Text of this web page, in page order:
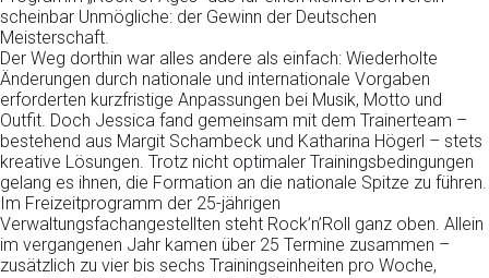
scheinbar Unmögliche: der Gewinn der Deutschen
Meisterschaft.
Der Weg dorthin war alles andere als einfach: Wiederholte
Änderungen durch nationale und internationale Vorgaben
erforderten kurzfristige Anpassungen bei Musik, Motto und
Outfit. Doch Jessica fand gemeinsam mit dem Trainerteam –
bestehend aus Margit Schambeck und Katharina Högerl – stets
kreative Lösungen. Trotz nicht optimaler Trainingsbedingungen
gelang es ihnen, die Formation an die nationale Spitze zu führen.
Im Freizeitprogramm der 25-jährigen
Verwaltungsfachangestellten steht Rock’n’Roll ganz oben. Allein
im vergangenen Jahr kamen über 25 Termine zusammen –
zusätzlich zu vier bis sechs Trainingseinheiten pro Woche,